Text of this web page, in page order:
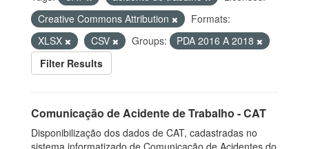
Creative Commons Attribution
Formats:
XLSX
CSV Groups:
PDA 2016 A 2018
Filter Results
Comunicação de Acidente de Trabalho - CAT
Disponibilização dos dados de CAT, cadastradas no
sistema informatizado de Comunicação de Acidentes do